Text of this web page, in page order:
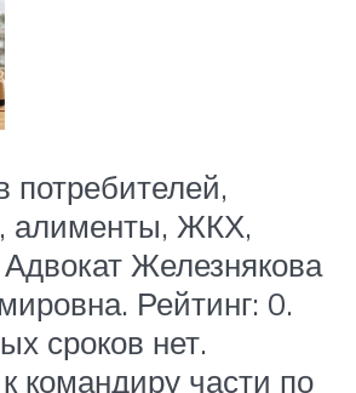
потребителей,
алименты, ЖКХ,
Железнякова
Рейтинг: 0.
сроков нет.
командиру части по